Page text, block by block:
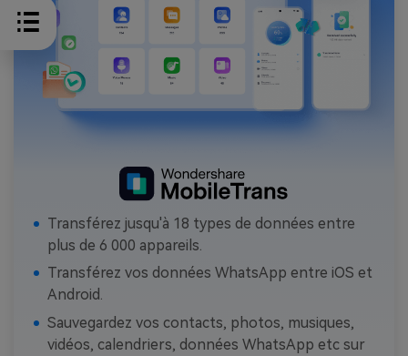
Transférez jusqu'à 18 types de données entre
plus de 6 000 appareils.
Transférez vos données WhatsApp entre iOS et
Android.
Sauvegardez vos contacts, photos, musiques,
vidéos, calendriers, données WhatsApp etc sur